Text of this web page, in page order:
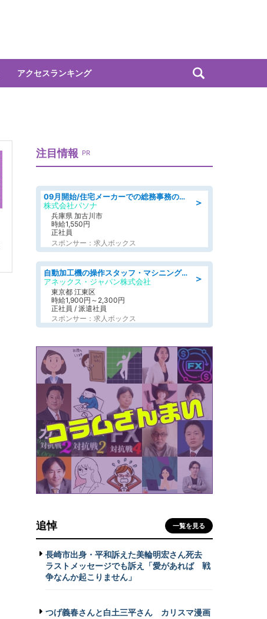
アクセスランキング
注目情報 PR
＞
09月開始/住宅メーカーでの総務事務のお仕事/駅近/車通勤可/一般事務/人事労務
株式会社パソナ
兵庫県 加古川市
時給1,550円
正社員
スポンサー：求人ボックス
＞
自動加工機の操作スタッフ・マシニングセンタ/工業系卒歓迎/未経験OK/ブランクOK/学歴不問/交通費支給
アネックス・ジャパン株式会社
東京都 江東区
時給1,900円～2,300円
正社員 / 派遣社員
スポンサー：求人ボックス
追悼 一覧を見る
長崎市出身・平和訴えた美輪明宏さん死去
ラストメッセージでも訴え「愛があれば 戦
争なんか起こりません」
つげ義春さんと白土三平さん カリスマ漫画